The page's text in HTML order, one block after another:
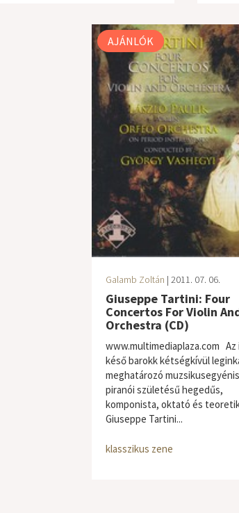
AJÁNLÓK
Galamb Zoltán | 2011. 07. 06.
Giuseppe Tartini: Four
Concertos For Violin
Orchestra (CD)
www.multimediaplaza.com Az
késő barokk kétségkívül
meghatározó
piranói születésű hegedűs,
komponista, oktató és
Giuseppe Tartini...
klasszikus zene